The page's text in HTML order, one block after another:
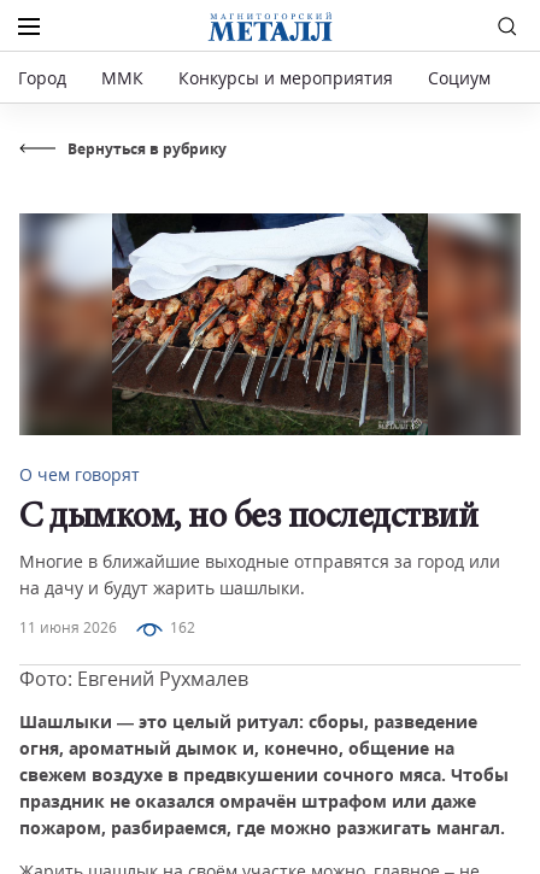
Город ММК Конкурсы и мероприятия Социум
Вернуться в рубрику
11 июня 2026 162
О чем говорят
С дымком, но без последствий
Многие в ближайшие выходные отправятся за город или
на дачу и будут жарить шашлыки.
Фото: Евгений Рухмалев
Шашлыки — это целый ритуал: сборы, разведение
огня, ароматный дымок и, конечно, общение на
свежем воздухе в предвкушении сочного мяса. Чтобы
праздник не оказался омрачён штрафом или даже
пожаром, разбираемся, где можно разжигать мангал.